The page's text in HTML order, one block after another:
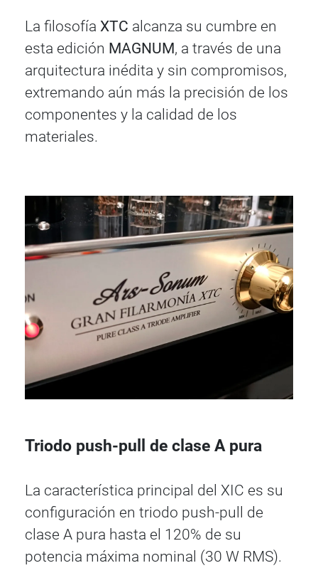
La filosofía XTC alcanza su cumbre en
esta edición MAGNUM, a través de una
arquitectura inédita y sin compromisos,
extremando aún más la precisión de los
componentes y la calidad de los
materiales.
Triodo push-pull de clase A pura
La característica principal del XIC es su
configuración en triodo push-pull de
clase A pura hasta el 120% de su
potencia máxima nominal (30 W RMS).